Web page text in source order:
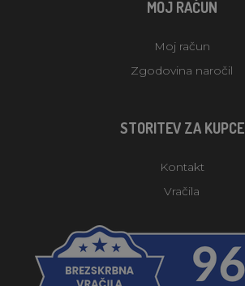
MOJ RAČUN
Moj račun
Zgodovina naročil
STORITEV ZA KUPCE
Kontakt
Vračila